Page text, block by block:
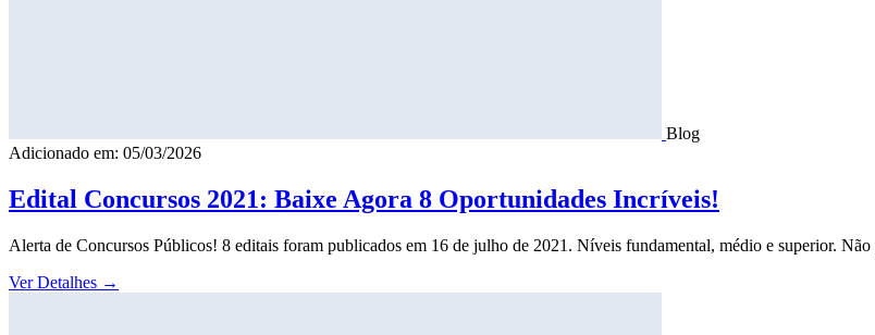
Blog
Adicionado em: 05/03/2026
Edital Concursos 2021: Baixe Agora 8 Oportunidades Incríveis!
Alerta de Concursos Públicos! 8 editais foram publicados em 16 de julho de 2021. Níveis fundamental, médio e superior. Não
Ver Detalhes →